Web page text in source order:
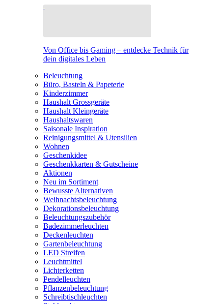
Von Office bis Gaming – entdecke Technik für
dein digitales Leben
Beleuchtung
Büro, Basteln & Papeterie
Kinderzimmer
Haushalt Grossgeräte
Haushalt Kleingeräte
Haushaltswaren
Saisonale Inspiration
Reinigungsmittel & Utensilien
Wohnen
Geschenkidee
Geschenkkarten & Gutscheine
Aktionen
Neu im Sortiment
Bewusste Alternativen
Weihnachtsbeleuchtung
Dekorationsbeleuchtung
Beleuchtungszubehör
Badezimmerleuchten
Deckenleuchten
Gartenbeleuchtung
LED Streifen
Leuchtmittel
Lichterketten
Pendelleuchten
Pflanzenbeleuchtung
Schreibtischleuchten